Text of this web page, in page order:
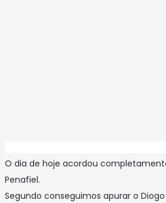
O dia de hoje acordou
Penafiel.
Segundo conseguimos apurar o